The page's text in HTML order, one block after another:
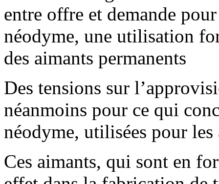
entre offre et demande
néodyme, une utilisation
des aimants permanents
Des tensions sur
néanmoins pour ce qui
néodyme, utilisées pour les
Ces aimants, qui sont en